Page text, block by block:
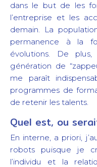
dans le but de les
l’entreprise et les
demain. La
permanence à la
évolutions. De
génération de
me paraît
programmes de
de retenir les talents.
Quel est, ou
En interne, a priori,
robots puisque je
l’individu et la